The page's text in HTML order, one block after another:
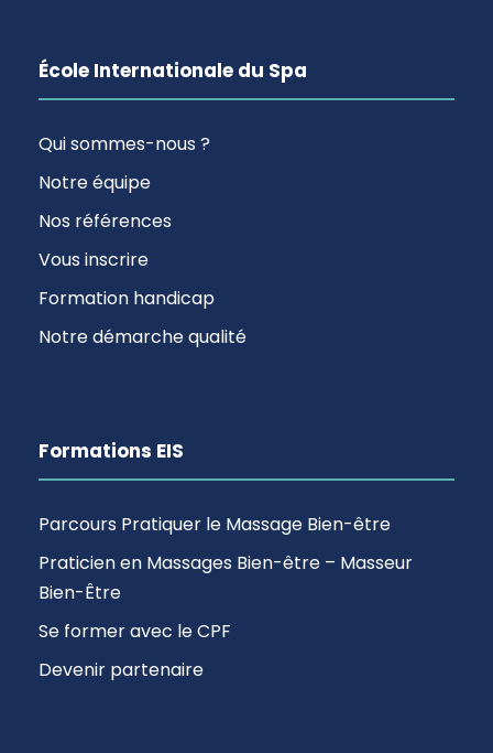
École Internationale du Spa
Qui sommes-nous ?
Notre équipe
Nos références
Vous inscrire
Formation handicap
Notre démarche qualité
Formations EIS
Parcours Pratiquer le Massage Bien-être
Praticien en Massages Bien-être – Masseur
Bien-Être
Se former avec le CPF
Devenir partenaire